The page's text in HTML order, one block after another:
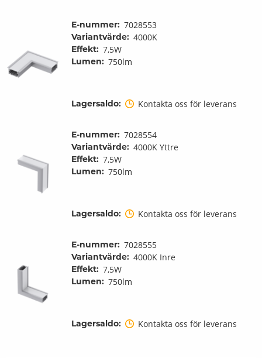
E-nummer: 7028553
Variantvärde: 4000K
Effekt: 7,5W
Lumen: 750lm
Lagersaldo: Kontakta oss för leverans
E-nummer: 7028554
Variantvärde: 4000K Yttre
Effekt: 7,5W
Lumen: 750lm
Lagersaldo: Kontakta oss för leverans
E-nummer: 7028555
Variantvärde: 4000K Inre
Effekt: 7,5W
Lumen: 750lm
Lagersaldo: Kontakta oss för leverans